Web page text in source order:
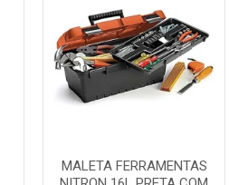
MALETA FERRAMENTAS